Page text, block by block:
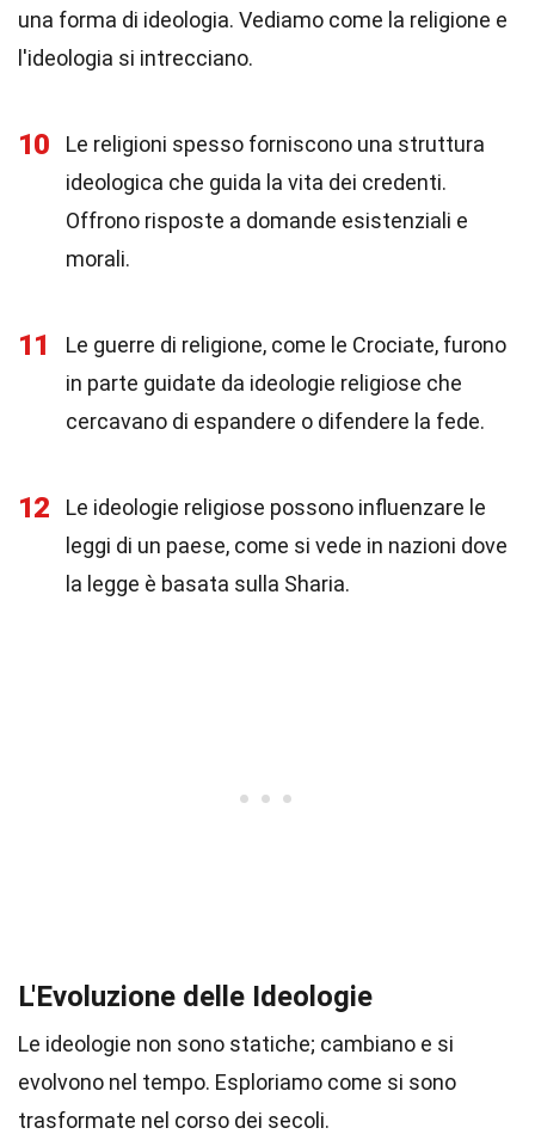
una forma di ideologia. Vediamo come la religione e
l'ideologia si intrecciano.
10
Le religioni spesso forniscono una struttura
ideologica che guida la vita dei credenti.
Offrono risposte a domande esistenziali e
morali.
11
Le guerre di religione, come le Crociate, furono
in parte guidate da ideologie religiose che
cercavano di espandere o difendere la fede.
12
Le ideologie religiose possono influenzare le
leggi di un paese, come si vede in nazioni dove
la legge è basata sulla Sharia.
L'Evoluzione delle Ideologie
Le ideologie non sono statiche; cambiano e si
evolvono nel tempo. Esploriamo come si sono
trasformate nel corso dei secoli.